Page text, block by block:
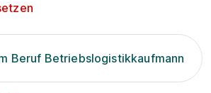
Beruf Betriebslogistikkaufmann